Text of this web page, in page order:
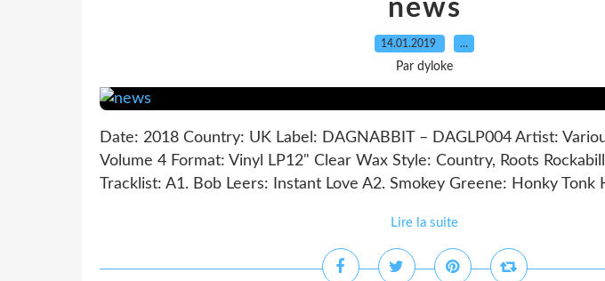
news
14.01.2019 …
Par dyloke
Date: 2018 Country: UK Label: DAGNABBIT – DAGLP004 Artist:
Volume 4 Format: Vinyl LP12" Clear Wax Style: Country, Roots
Tracklist: A1. Bob Leers: Instant Love A2. Smokey Greene: Honky Tonk
Lire la suite